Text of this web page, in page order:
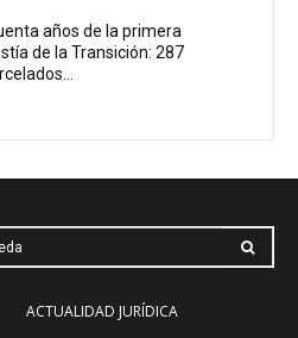
años de la primera
de la Transición: 287
ACTUALIDAD JURÍDICA